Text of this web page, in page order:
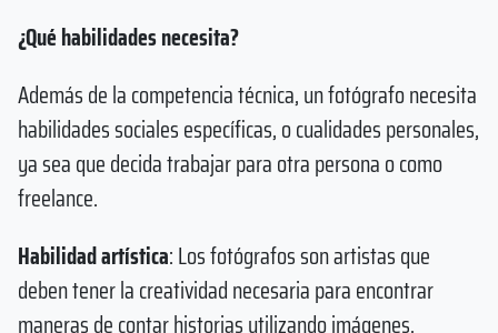
¿Qué habilidades necesita?
Además de la competencia técnica, un fotógrafo necesita
habilidades sociales específicas, o cualidades personales,
ya sea que decida trabajar para otra persona o como
freelance.
Habilidad artística: Los fotógrafos son artistas que
deben tener la creatividad necesaria para encontrar
maneras de contar historias utilizando imágenes.